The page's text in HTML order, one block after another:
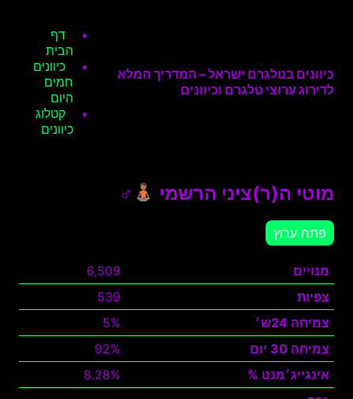
כיוונים בטלגרם ישראל – המדריך המלא
לדירוג ערוצי טלגרם וכיוונים
דף
הבית
כיוונים
חמים
היום
קטלוג
כיוונים
מוטי ה(ר)ציני הרשמי ‍♂
פתח ערוץ
מנויים
6,509
צפיות
539
צמיחה 24ש׳
5%
צמיחה 30 יום
92%
אינגייג׳מנט %
8.28%